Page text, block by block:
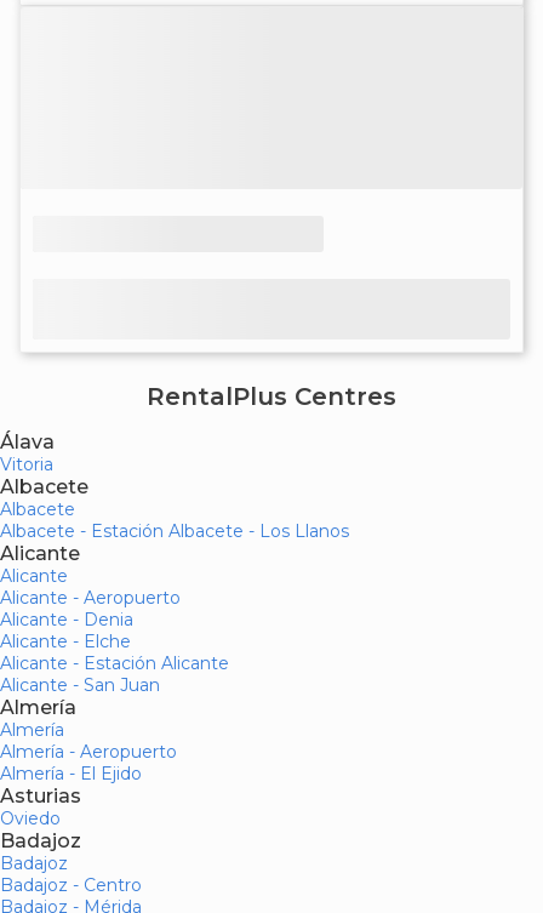
RentalPlus Centres
Álava
Vitoria
Albacete
Albacete
Albacete - Estación Albacete - Los Llanos
Alicante
Alicante
Alicante - Aeropuerto
Alicante - Denia
Alicante - Elche
Alicante - Estación Alicante
Alicante - San Juan
Almería
Almería
Almería - Aeropuerto
Almería - El Ejido
Asturias
Oviedo
Badajoz
Badajoz
Badajoz - Centro
Badajoz - Mérida